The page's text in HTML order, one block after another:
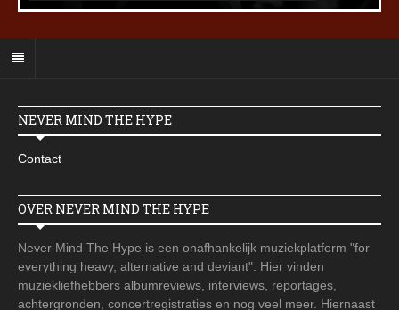
NEVER MIND THE HYPE
Contact
OVER NEVER MIND THE HYPE
Never Mind The Hype is een onafhankelijk muziekplatform "for
everything heavy, alternative and deviant". Hier vinden
muziekliefhebbers albumreviews, interviews, reportages,
achtergronden, concertregistraties en nog veel meer. Hiernaast